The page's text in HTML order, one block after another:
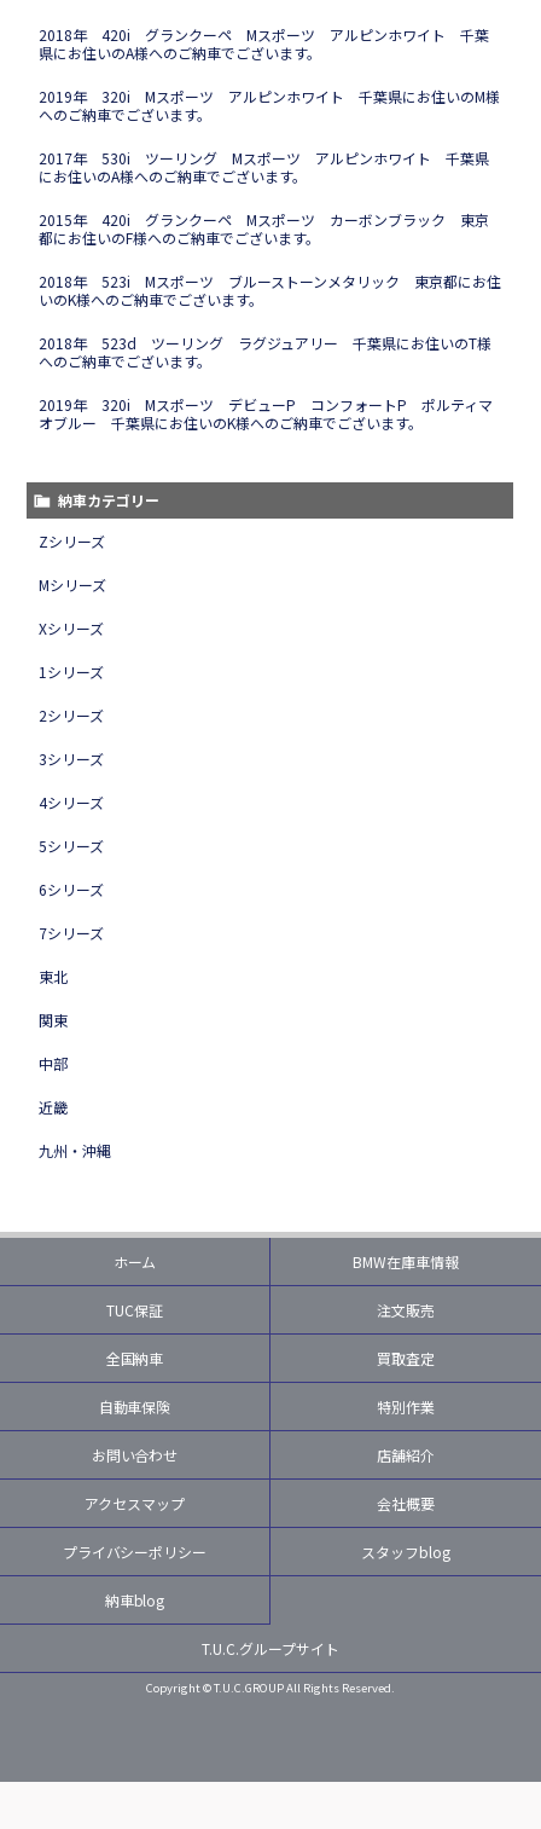
2018年 420i グランクーペ Mスポーツ アルピンホワイト 千葉
県にお住いのA様へのご納車でございます。
2019年 320i Mスポーツ アルピンホワイト 千葉県にお住いのM様
へのご納車でございます。
2017年 530i ツーリング Mスポーツ アルピンホワイト 千葉県
にお住いのA様へのご納車でございます。
2015年 420i グランクーペ Mスポーツ カーボンブラック 東京
都にお住いのF様へのご納車でございます。
2018年 523i Mスポーツ ブルーストーンメタリック 東京都にお住
いのK様へのご納車でございます。
2018年 523d ツーリング ラグジュアリー 千葉県にお住いのT様
へのご納車でございます。
2019年 320i Mスポーツ デビューP コンフォートP ポルティマ
オブルー 千葉県にお住いのK様へのご納車でございます。
納車カテゴリー
Zシリーズ
Mシリーズ
Xシリーズ
1シリーズ
2シリーズ
3シリーズ
4シリーズ
5シリーズ
6シリーズ
7シリーズ
東北
関東
中部
近畿
九州・沖縄
ホーム BMW在庫車情報
TUC保証 注文販売
全国納車 買取査定
自動車保険 特別作業
お問い合わせ 店舗紹介
アクセスマップ 会社概要
プライバシーポリシー スタッフblog
納車blog
T.U.C.グループサイト
Copyright © T.U.C.GROUP All Rights Reserved.